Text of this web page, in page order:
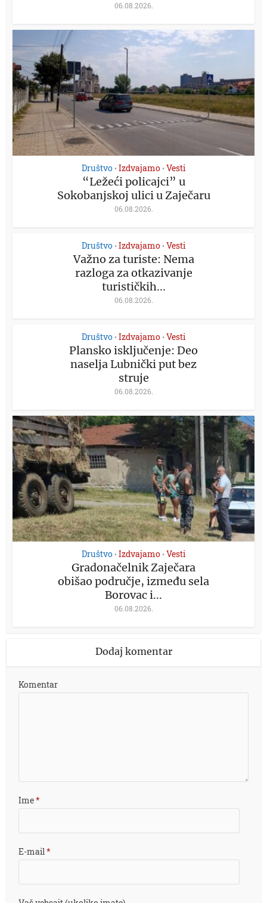
06.08.2026.
Društvo • Izdvajamo • Vesti
“Ležeći policajci” u
Sokobanjskoj ulici u Zaječaru
06.08.2026.
Društvo • Izdvajamo • Vesti
Važno za turiste: Nema
razloga za otkazivanje
turističkih...
06.08.2026.
Društvo • Izdvajamo • Vesti
Plansko isključenje: Deo
naselja Lubnički put bez
struje
06.08.2026.
Društvo • Izdvajamo • Vesti
Gradonačelnik Zaječara
obišao područje, između sela
Borovac i...
06.08.2026.
Dodaj komentar
Komentar
Ime*
E-mail*